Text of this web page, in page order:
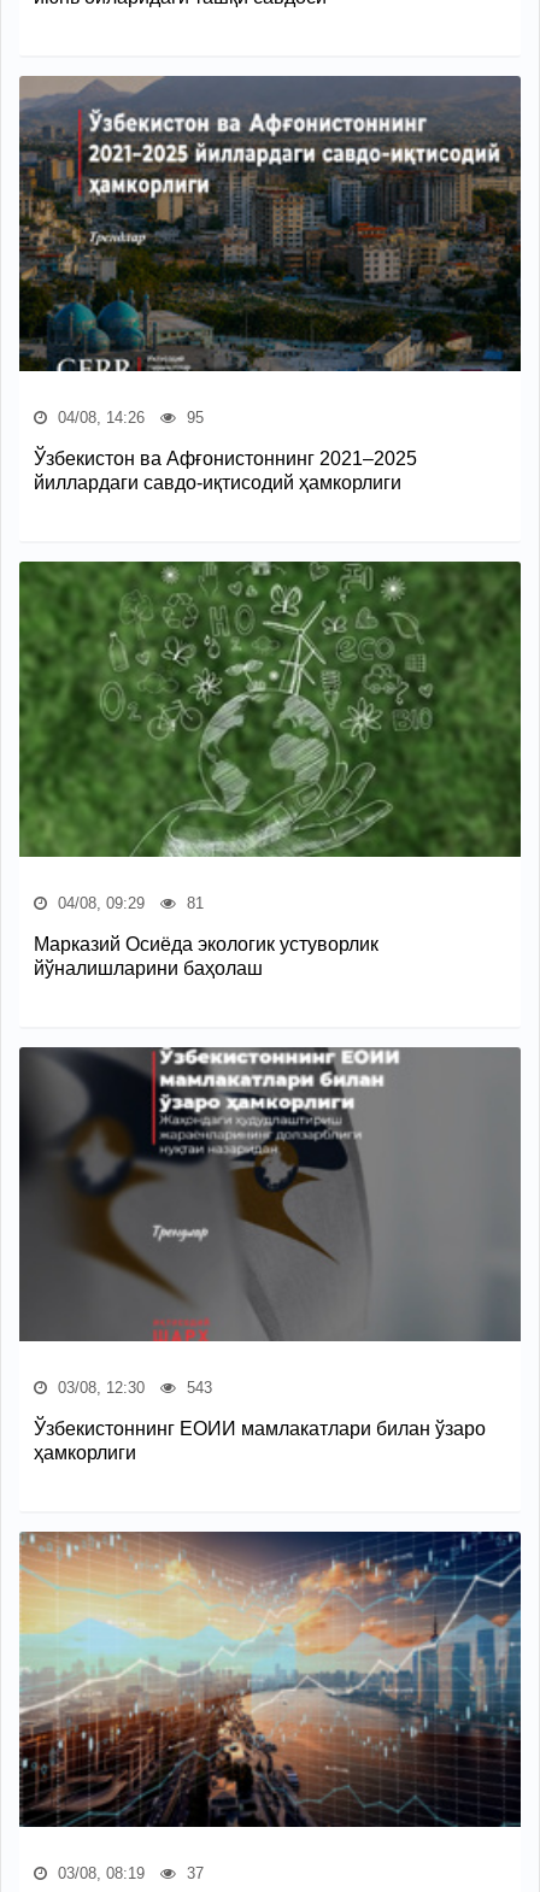
04/08, 14:26 95
Ўзбекистон ва Афғонистоннинг 2021–2025
йиллардаги савдо-иқтисодий ҳамкорлиги
04/08, 09:29 81
Марказий Осиёда экологик устуворлик
йўналишларини баҳолаш
03/08, 12:30 543
Ўзбекистоннинг ЕОИИ мамлакатлари билан ўзаро
ҳамкорлиги
03/08, 08:19 37